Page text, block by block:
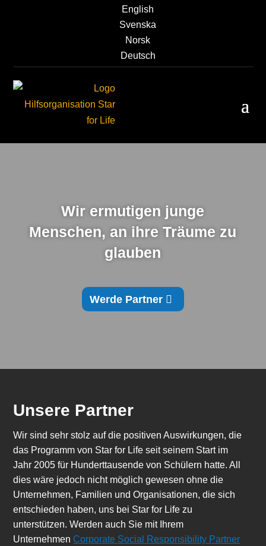
English
Svenska
Norsk
Deutsch
Wir ermutigen junge
Menschen, an ihre Träume zu
glauben
Werde Partner
Unsere Partner
Wir sind sehr stolz auf die positiven Auswirkungen, die
das Programm von Starfor Life seit seinem Start im
Jahr 2005 für Hunderttausende von Schülern hatte. All
dies wäre jedoch nicht möglich gewesen ohne die
Unternehmen, Familien und Organisationen, die sich
entschieden haben, uns bei Starfor Life zu
unterstützen. Werden auch Sie mit Ihrem
Unternehmen Corporate Social Responsibility Partner